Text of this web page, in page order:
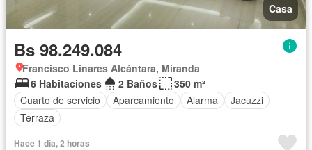
Casa
Bs 98.249.084
Francisco Linares Alcántara, Miranda
6 Habitaciones
2 Baños
350 m²
Cuarto de servicio
Aparcamiento Alarma
Jacuzzi
Terraza
Hace 1 día, 2 horas